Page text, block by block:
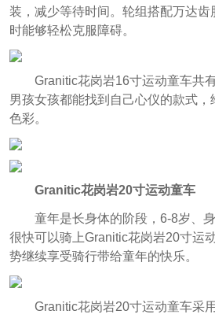
装，减少等待时间。轮组搭配万达
时能够轻松克服障碍。
Granitic花岗岩16寸运动童车共
男孩女孩都能找到自己心仪的款式
色彩。
Granitic花岗岩20寸运动童车
童年是长身体的阶段，6-8岁、
很快可以骑上Granitic花岗岩20寸运
势继续享受骑行带给童年的快乐。
Granitic花岗岩20寸运动童车采